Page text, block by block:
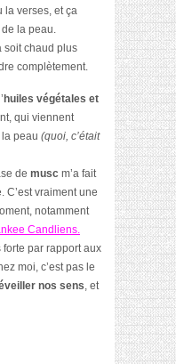
la verses, et ça
la peau.
soit chaud plus
complètement.
huiles végétales et
qui viennent
peau (quoi, c’était
de musc m’a fait
C’est vraiment une
notamment
Candliens.
forte par rapport aux
moi, c’est pas le
nos sens, et